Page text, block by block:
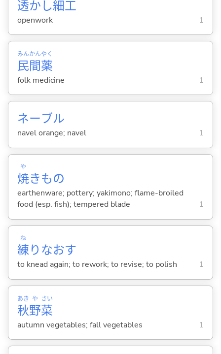
透かし細工
openwork 1
民
みん
間
かん
薬
やく
folk medicine 1
ネーブル
navel orange; navel 1
焼
や
きもの
earthenware; pottery; yakimono; flame-broiled
food (esp. fish); tempered blade
1
練
ね
りなおす
to knead again; to rework; to revise; to polish 1
秋
あき
野
や
菜
さい
autumn vegetables; fall vegetables 1